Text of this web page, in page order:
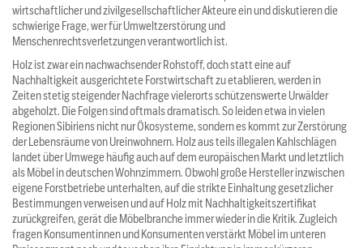
wirtschaftlicher und zivilgesellschaftlicher Akteure ein und diskutieren die
schwierige Frage, wer für Umweltzerstörung und
Menschenrechtsverletzungen verantwortlich ist.
Holz ist zwar ein nachwachsender Rohstoff, doch statt eine auf
Nachhaltigkeit ausgerichtete Forstwirtschaft zu etablieren, werden in
Zeiten stetig steigender Nachfrage vielerorts schützenswerte Urwälder
abgeholzt. Die Folgen sind oftmals dramatisch. So leiden etwa in vielen
Regionen Sibiriens nicht nur Ökosysteme, sondern es kommt zur Zerstörung
der Lebensräume von Ureinwohnern. Holz aus teils illegalen Kahlschlägen
landet über Umwege häufig auch auf dem europäischen Markt und letztlich
als Möbel in deutschen Wohnzimmern. Obwohl große Hersteller inzwischen
eigene Forstbetriebe unterhalten, auf die strikte Einhaltung gesetzlicher
Bestimmungen verweisen und auf Holz mit Nachhaltigkeitszertifikat
zurückgreifen, gerät die Möbelbranche immer wieder in die Kritik. Zugleich
fragen Konsumentinnen und Konsumenten verstärkt Möbel im unteren